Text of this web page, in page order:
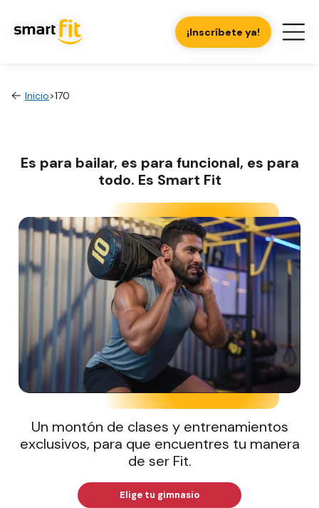
¡Inscríbete ya!
Inicio>170
Es para bailar, es para funcional, es para
todo. Es Smart Fit
Un montón de clases y entrenamientos
exclusivos, para que encuentres tu manera
de ser Fit.
Elige tu gimnasio